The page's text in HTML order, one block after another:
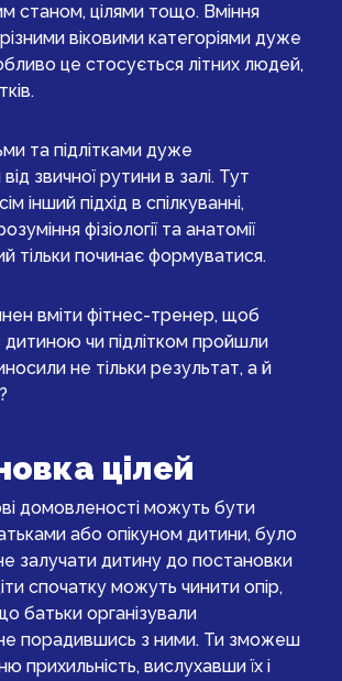
станом, цілями тощо. Вміння
віковими категоріями дуже
це стосується літних людей,
та підлітками дуже
від звичної рутини в залі. Тут
інший підхід в спілкуванні,
фізіології та анатомії
тільки починає формуватися.
вміти фітнес-тренер, щоб
дитиною чи підлітком пройшли
не тільки результат, а й
цілей
домовленості можуть бути
або опікуном дитини, було
залучати дитину до постановки
спочатку можуть чинити опір,
батьки організували
порадившись з ними. Ти зможеш
прихильність, вислухавши їх і